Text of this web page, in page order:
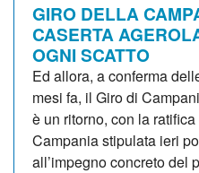
GIRO DELLA
CASERTA
OGNI SCATTO
Ed allora, a conferma
mesi fa, il Giro di
è un ritorno, con la
Campania stipulata ieri
all’impegno concreto del